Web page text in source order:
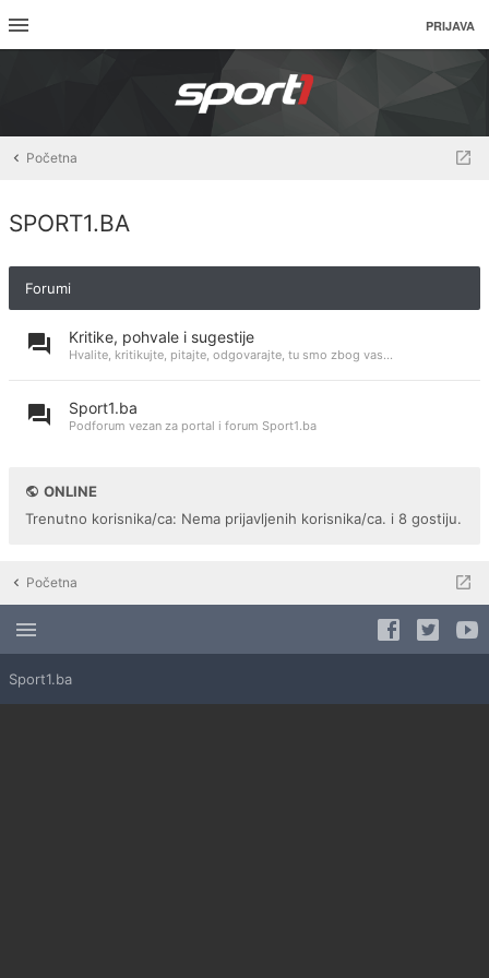
PRIJAVA
Početna
SPORT1.BA
Forumi
Kritike, pohvale i sugestije
Hvalite, kritikujte, pitajte, odgovarajte, tu smo zbog vas...
Sport1.ba
Podforum vezan za portal i forum Sport1.ba
ONLINE
Trenutno korisnika/ca: Nema prijavljenih korisnika/ca. i 8 gostiju.
Početna
Sport1.ba